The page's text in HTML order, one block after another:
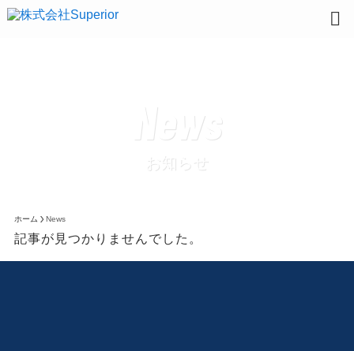
News
ホーム News
記事が見つかりませんでした。